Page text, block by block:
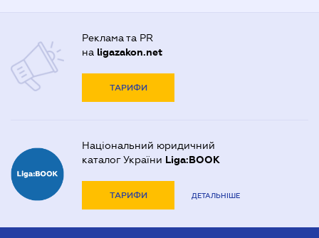
Реклама та PR
на ligazakon.net
ТАРИФИ
Національний юридичний
каталог України Liga:BOOK
ТАРИФИ ДЕТАЛЬНІШЕ